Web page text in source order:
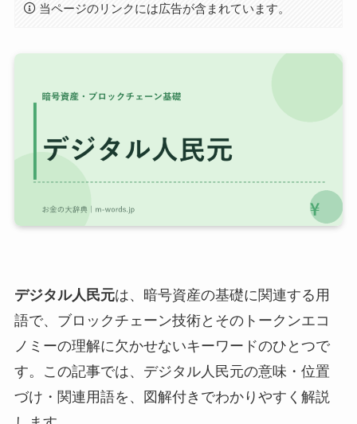
当ページのリンクには広告が含まれています。
デジタル人民元は、暗号資産の基礎に関連する用
語で、ブロックチェーン技術とそのトークンエコ
ノミーの理解に欠かせないキーワードのひとつで
す。この記事では、デジタル人民元の意味・位置
づけ・関連用語を、図解付きでわかりやすく解説